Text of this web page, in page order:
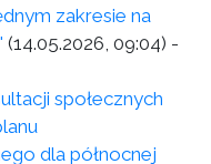
zakresie na
(14.05.2026, 09:04) -
społecznych
dla północnej